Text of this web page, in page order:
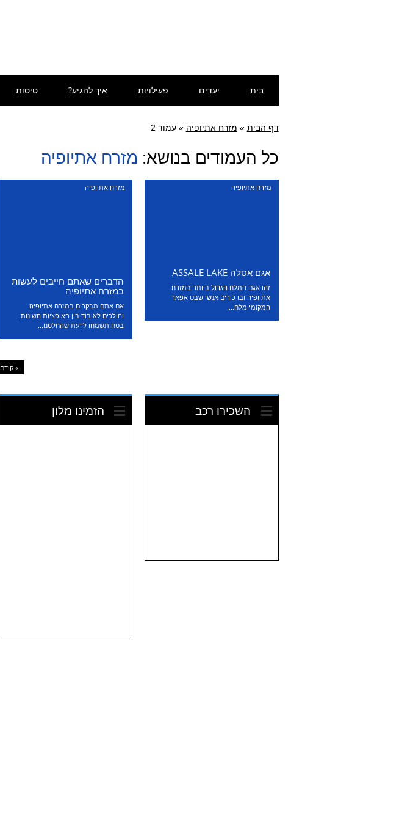
לתוכן
בית יעדים פעילויות איך להגיע? טיסות
דף הבית » מזרח אתיופיה »עמוד 2
כל העמודים בנושא: מזרח אתיופיה
מזרח אתיופיה
הדברים שאתם חייבים לעשות
במזרח אתיופיה
אם אתם מבקרים במזרח אתיופיה
והולכים לאיבוד בין האופציות השונות,
בטח תשמחו לדעת שהחלטנו...
מזרח אתיופיה
אגם אסלה ASSALE LAKE
זהו אגם המלח הגדול ביותר במזרח
אתיופיה ובו כורים אנשי שבט אפאר
המקומי מלח....
» קודם
השכירו רכב הזמינו מלון